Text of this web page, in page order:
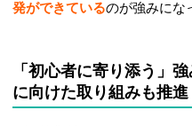
発ができているのが強みにな
「初心者に寄り添う」
に向けた取り組みも推進